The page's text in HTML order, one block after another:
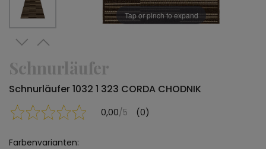
Tap or pinch to expand
Schnurläufer
Schnurläufer 1032 1 323 CORDA CHODNIK
0,00/5 (0)
Farbenvarianten: